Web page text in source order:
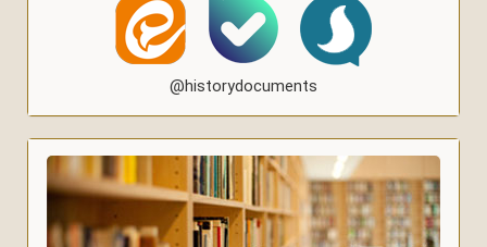
@historydocuments